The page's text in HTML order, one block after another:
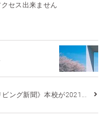
セス出来ません
ビング新聞》本校が2021...